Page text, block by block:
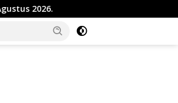
Cegah Bentrokan Tamansari,